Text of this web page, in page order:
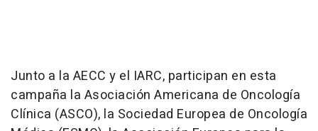
Junto a la AECC y el IARC, participan en esta
campaña la Asociación Americana de Oncología
Clínica (ASCO), la Sociedad Europea de Oncología